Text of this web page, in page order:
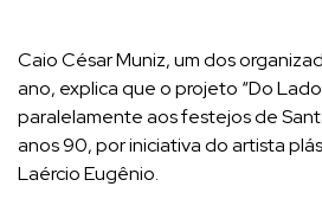
Caio César Muniz, um dos
ano, explica que o projeto “Do Lado
paralelamente aos festejos de
anos 90, por iniciativa do artista
Laércio Eugênio.